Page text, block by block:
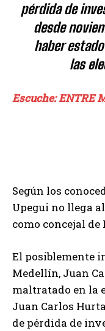
pérdida de
desde
haber
las
Escuche: ENTRE
Según los
Upegui no llega
como concejal
El posiblemente
Medellín, Juan
maltratado en la
Juan Carlos
de pérdida de